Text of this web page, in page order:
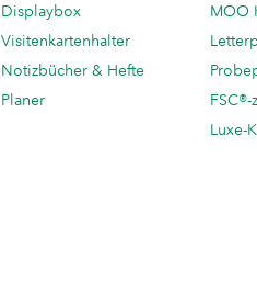
Displaybox
Visitenkartenhalter
Notizbücher & Hefte
Planer
MOO
Luxe-